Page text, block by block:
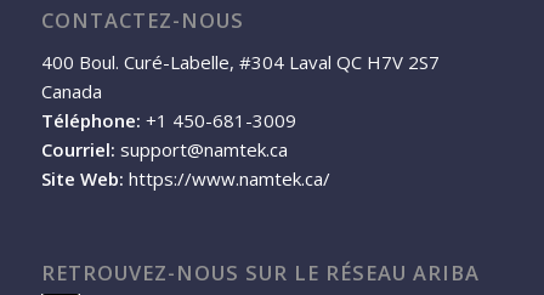
CONTACTEZ-NOUS
400 Boul. Curé-Labelle, #304 Laval QC H7V 2S7
Canada
Téléphone: +1 450-681-3009
Courriel: support@namtek.ca
Site Web: https://www.namtek.ca/
RETROUVEZ-NOUS SUR LE RÉSEAU ARIBA